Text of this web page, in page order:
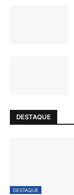
DESTAQUE
DESTAQUE